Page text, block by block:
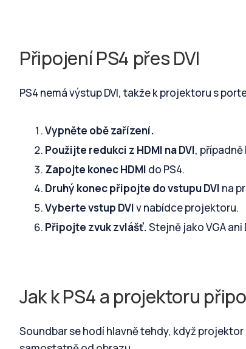
Připojení PS4 přes DVI
PS4 nemá výstup DVI, takže k projektoru s
Vypněte obě zařízení.
Použijte redukci z HDMI na DVI, případně
Zapojte konec HDMI do PS4.
Druhý konec připojte do vstupu DVI na
Vyberte vstup DVIv nabídce projektoru.
Připojte zvuk zvlášť.Stejně jako VGA ani
Jak k PS4 a projektoru
Soundbar se hodí hlavně tehdy, když